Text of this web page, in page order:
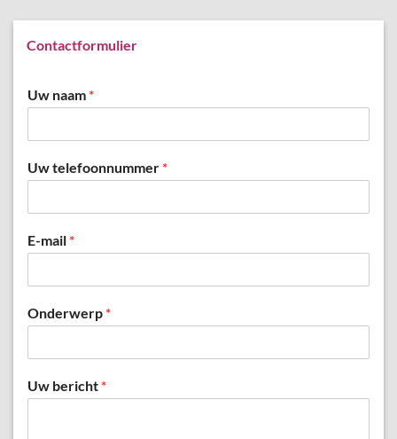
Contactformulier
Uw naam *
Uw telefoonnummer *
E-mail *
Onderwerp *
Uw bericht *